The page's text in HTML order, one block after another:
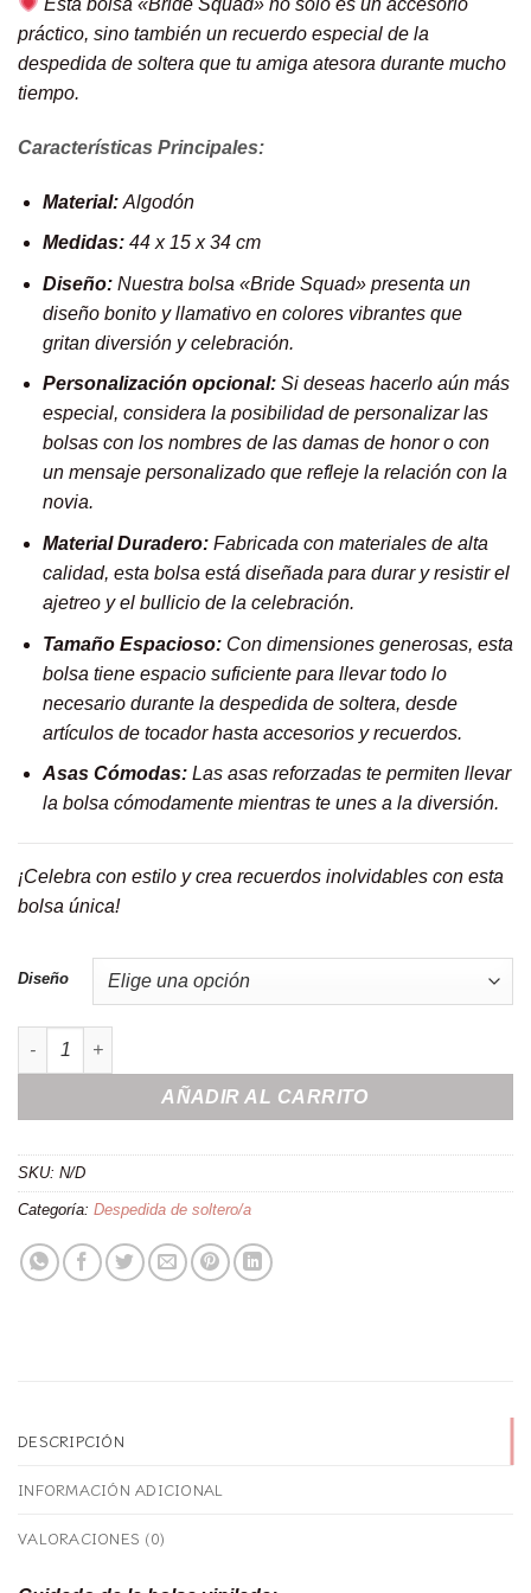
Esta bolsa «Bride Squad» no solo es un accesorio
práctico, sino también un recuerdo especial de la
despedida de soltera que tu amiga atesora durante mucho
tiempo.
Características Principales:
Material: Algodón
Medidas: 44 x 15 x 34 cm
Diseño:Nuestra bolsa «Bride Squad» presenta un
diseño bonito y llamativo en colores vibrantes que
gritan diversión y celebración.
Personalización opcional:Si deseas hacerlo aún más
especial, considera la posibilidad de personalizar las
bolsas con los nombres de las damas de honor o con
un mensaje personalizado que refleje la relación con la
novia.
Material Duradero:Fabricada con materiales de alta
calidad, esta bolsa está diseñada para durar y resistir el
ajetreo y el bullicio de la celebración.
Tamaño Espacioso:Con dimensiones generosas, esta
bolsa tiene espacio suficiente para llevar todo lo
necesario durante la despedida de soltera, desde
artículos de tocador hasta accesorios y recuerdos.
Asas Cómodas:Las asas reforzadas te permiten llevar
la bolsa cómodamente mientras te unes a la diversión.
¡Celebra con estilo y crea recuerdos inolvidables con esta
bolsa única!
Diseño
Bolsa shopper ''Bride squad'' cantidad
AÑADIR AL CARRITO
SKU: N/D
Categoría: Despedida de soltero/a
DESCRIPCIÓN
INFORMACIÓN ADICIONAL
VALORACIONES (0)